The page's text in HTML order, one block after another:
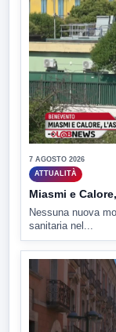
7 AGOSTO 2026
ATTUALITÀ
Miasmi e
Nessuna nuova
sanitaria nel...